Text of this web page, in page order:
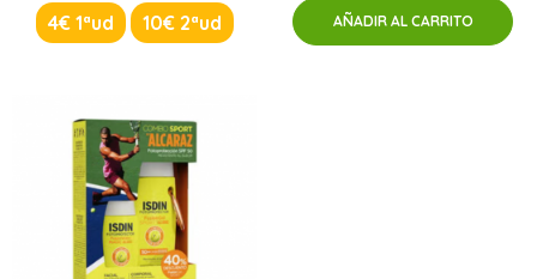
4€ 1ªud 10€ 2ªud AÑADIR AL CARRITO